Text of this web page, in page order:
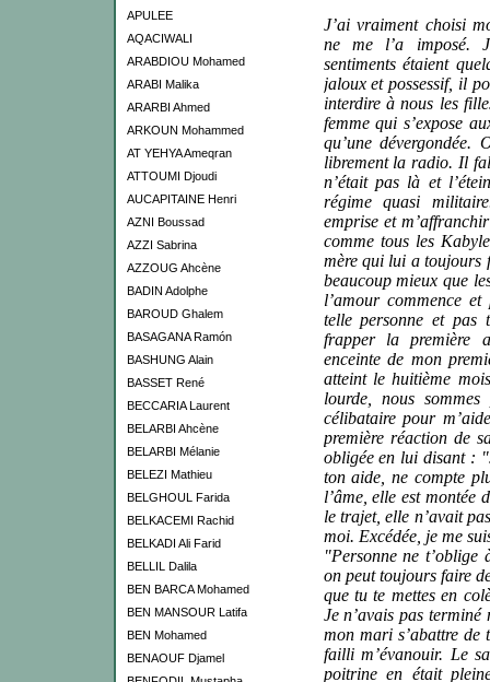
APULEE
AQACIWALI
ARABDIOU Mohamed
ARABI Malika
ARARBI Ahmed
ARKOUN Mohammed
AT YEHYA Ameqran
ATTOUMI Djoudi
AUCAPITAINE Henri
AZNI Boussad
AZZI Sabrina
AZZOUG Ahcène
BADIN Adolphe
BAROUD Ghalem
BASAGANA Ramón
BASHUNG Alain
BASSET René
BECCARIA Laurent
BELARBI Ahcène
BELARBI Mélanie
BELEZI Mathieu
BELGHOUL Farida
BELKACEMI Rachid
BELKADI Ali Farid
BELLIL Dalila
BEN BARCA Mohamed
BEN MANSOUR Latifa
BEN Mohamed
BENAOUF Djamel
J’ai vraiment choisi
ne me l’a imposé.
sentiments étaient
jaloux et possessif, il
interdire à nous les
femme qui s’expose
qu’une dévergondée.
librement la radio. Il
n’était pas là et
régime quasi
emprise et
comme tous les
mère qui lui a toujours
beaucoup mieux que
l’amour commence
telle personne et pas
frapper la première
enceinte de mon
atteint le huitième
lourde, nous
célibataire pour
première réaction de
obligée en lui disant :
ton aide, ne compte
l’âme, elle est montée
le trajet, elle n’avait
moi. Excédée, je me
"Personne ne t’oblige
on peut toujours faire
que tu te mettes en
Je n’avais pas
mon mari s’abattre de
failli m’évanouir. Le
poitrine en était